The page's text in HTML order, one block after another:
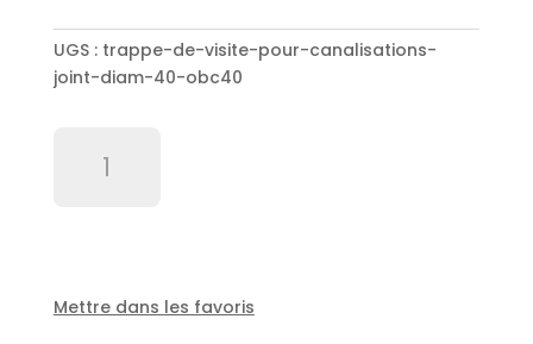
UGS : trappe-de-visite-pour-canalisations-
joint-diam-40-obc40
canalisations
Mettre dans les favoris